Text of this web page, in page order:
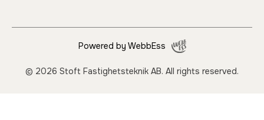
© 2026 Stoft Fastighetsteknik AB. All rights reserved.
Powered by WebbEss